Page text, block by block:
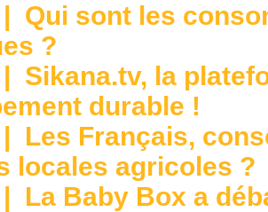
| Qui sont les
?
| Sikana.tv, la
durable !
| Les Français,
locales agricoles ?
| La Baby Box a